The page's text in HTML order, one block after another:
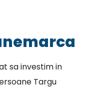
sa investim in
Targu